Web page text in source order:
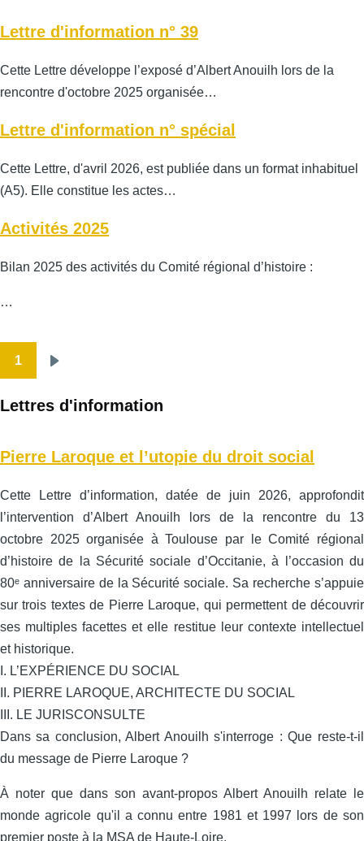
Lettre d'information n° 39
Cette Lettre développe l’exposé d’Albert Anouilh lors de la
rencontre d'octobre 2025 organisée…
Lettre d'information n° spécial
Cette Lettre, d'avril 2026, est publiée dans un format inhabituel
(A5). Elle constitue les actes…
Activités 2025
Bilan 2025 des activités du Comité régional d’histoire :
…
1
Lettres d'information
Pierre Laroque et l’utopie du droit social
Cette Lettre d’information, datée de juin 2026, approfondit
l’intervention d’Albert Anouilh lors de la rencontre du 13
octobre 2025 organisée à Toulouse par le Comité régional
d’histoire de la Sécurité sociale d’Occitanie, à l’occasion du
80ᵉ anniversaire de la Sécurité sociale. Sa recherche s’appuie
sur trois textes de Pierre Laroque, qui permettent de découvrir
ses multiples facettes et elle restitue leur contexte intellectuel
et historique.
I. L’EXPÉRIENCE DU SOCIAL
II. PIERRE LAROQUE, ARCHITECTE DU SOCIAL
III. LE JURISCONSULTE
Dans sa conclusion, Albert Anouilh s'interroge : Que reste-t-il
du message de Pierre Laroque ?
À noter que dans son avant-propos Albert Anouilh relate le
monde agricole qu'il a connu entre 1981 et 1997 lors de son
premier poste à la MSA de Haute-Loire.